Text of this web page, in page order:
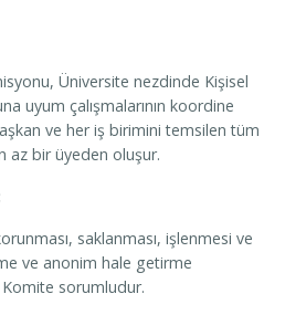
Üniversite nezdinde Kişisel
uyum çalışmalarının koordine
ve her iş birimini temsilen tüm
az bir üyeden oluşur.
saklanması, işlenmesi ve
ve anonim hale getirme
sorumludur.